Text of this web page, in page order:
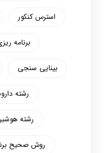
استرس کنکور
برنامه
بینایی سنجی
رشته
رشته
روش صحیح